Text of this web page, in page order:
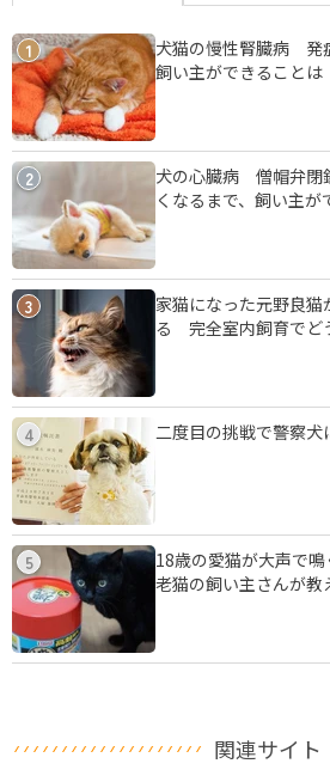
1
犬猫の慢性腎臓病 発
飼い主ができることは
2
犬の心臓病 僧帽弁閉
くなるまで、飼い主が
3
家猫になった元野良
る 完全室内飼育でど
4 二度目の挑戦で警察犬
5
18歳の愛猫が大声で
老猫の飼い主さんが教
関連サイト